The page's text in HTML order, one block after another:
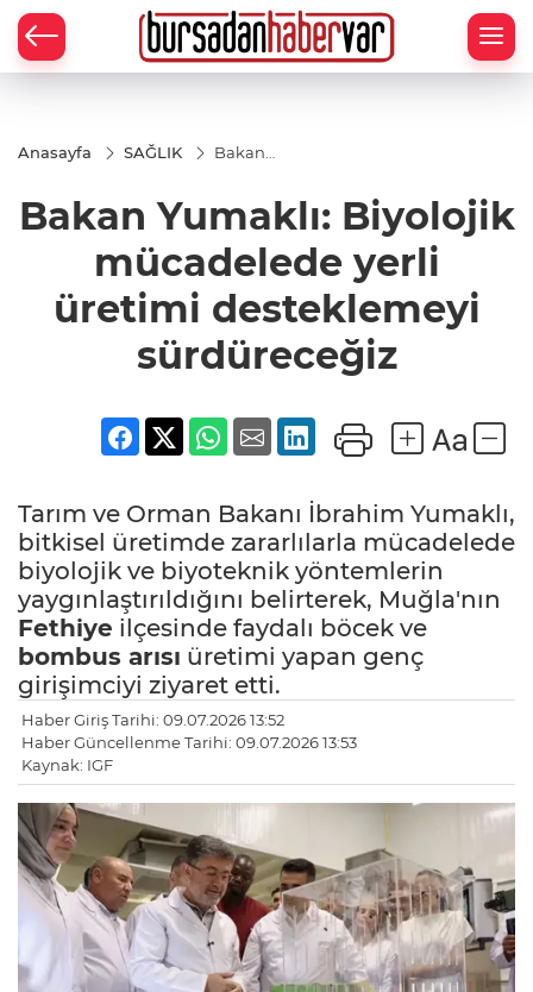
Anasayfa SAĞLIK
Bakan
mücadelede
yerli üretimi
desteklemeyi
sürdüreceğiz
Bakan Yumaklı: Biyolojik
mücadelede yerli
üretimi desteklemeyi
sürdüreceğiz
Tarım ve Orman Bakanı İbrahim Yumaklı,
bitkisel üretimde zararlılarla mücadelede
biyolojik ve biyoteknik yöntemlerin
yaygınlaştırıldığını belirterek, Muğla'nın
Fethiye ilçesinde faydalı böcek ve
bombus arısı üretimi yapan genç
girişimciyi ziyaret etti.
Haber Giriş Tarihi: 09.07.2026 13:52
Haber Güncellenme Tarihi: 09.07.2026 13:53
Kaynak: IGF